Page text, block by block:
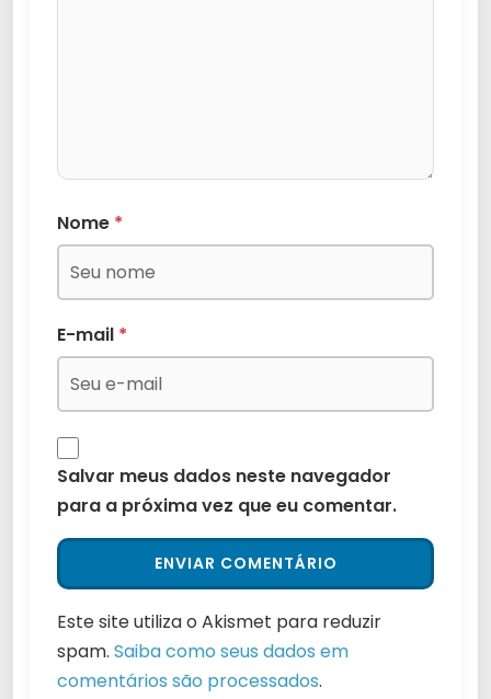
Nome *
E-mail *
Salvar meus dados neste navegador
para a próxima vez que eu comentar.
Este site utiliza o Akismet para reduzir
spam. Saiba como seus dados em
comentários são processados.